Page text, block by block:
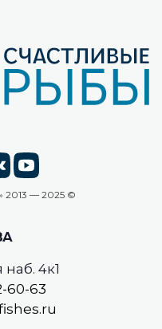
2013 — 2025 ©
4к1
60-63